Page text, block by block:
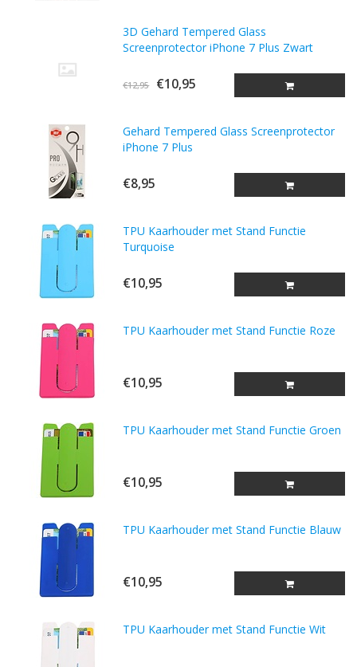
3D Gehard Tempered Glass
Screenprotector iPhone 7 Plus Zwart
€12,95 €10,95
Gehard Tempered Glass Screenprotector
iPhone 7 Plus
€8,95
TPU Kaarhouder met Stand Functie
Turquoise
€10,95
TPU Kaarhouder met Stand Functie Roze
€10,95
TPU Kaarhouder met Stand Functie Groen
€10,95
TPU Kaarhouder met Stand Functie Blauw
€10,95
TPU Kaarhouder met Stand Functie Wit